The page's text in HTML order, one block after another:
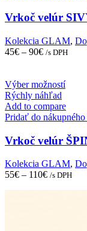
The
may
be
the
page
Vrkoč velúr
Kolekcia GLAM,
45€ – 90€ /s DPH
Výber možnostíThis
has
The
may
be
on
Rýchly náhľad
Add to compare
Pridať do nákupného
Vrkoč velúr
Kolekcia GLAM,
55€ – 110€ /s DPH